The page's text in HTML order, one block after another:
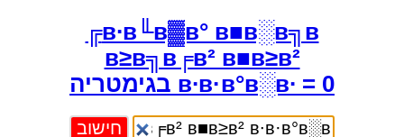
в∙в╙в▓в° в■в░в╗в╔
в≥в╗в╒в² в■в≥в²
в∙в·в°в░в∙ = 0 בגימטריה